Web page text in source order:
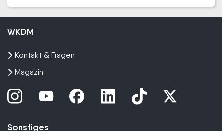
WKDM
Kontakt & Fragen
Magazin
Sonstiges